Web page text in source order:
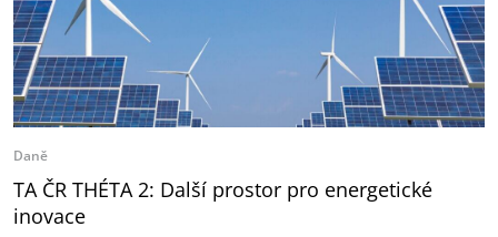
Daně
TA ČR THÉTA 2: Další prostor pro energetické
inovace